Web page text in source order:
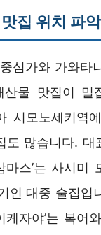
집 위치 파악
심가와 가와타
물 맛집이 밀
시모노세키역
도 많습니다. 대
마스’는 사시미
인 대중 술집입
케자야’는 복어